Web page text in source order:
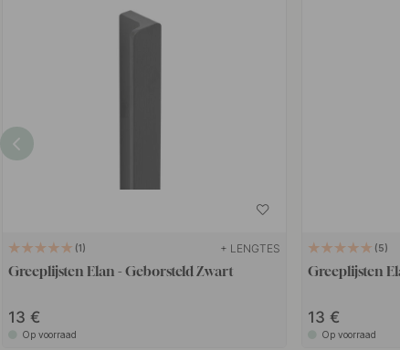
1 + LENGTES
Greeplijsten Elan - Geborsteld Zwart
13
Op voorraad
5
Greeplijsten
13
Op voorraad